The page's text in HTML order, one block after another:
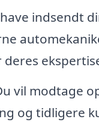
indsendt
vil modtage
og tidligere